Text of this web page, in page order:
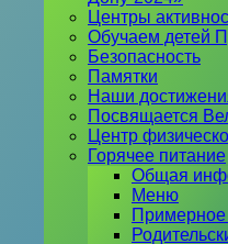
Центры
Обучаем детей
Безопасность
Памятки
Наши
Посвящается
Центр
Горячее питание
Общая
Меню